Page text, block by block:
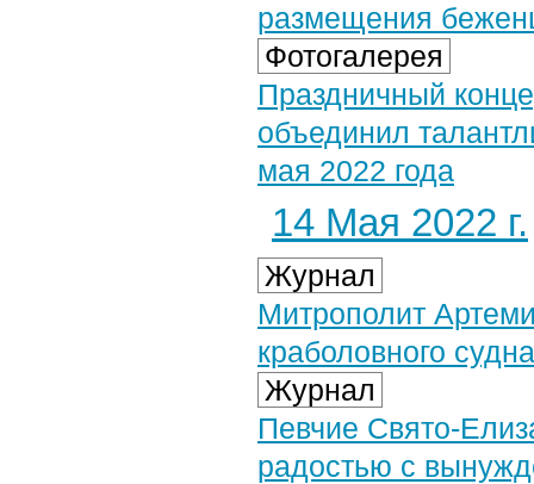
размещения
Фотогалерея
Праздничный
объединил
мая 2022 года
14 Мая 2022 г.
Журнал
Митрополит
краболовного судна
Журнал
Певчие Свято-
радостью с